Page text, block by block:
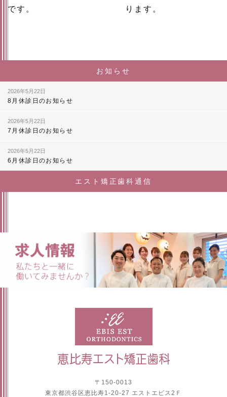
です。
ります。
お知らせ
2026年5月22日
8月休診日のお知らせ
2026年5月22日
7月休診日のお知らせ
2026年5月22日
6月休診日のお知らせ
エスト矯正歯科通信
〒150-0013
東京都渋谷区恵比寿1-20-27 エストエビス2Ｆ